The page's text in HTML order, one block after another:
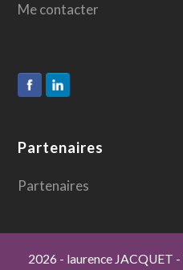
Me contacter
Partenaires
Partenaires
2026 - laurence JACQUET -